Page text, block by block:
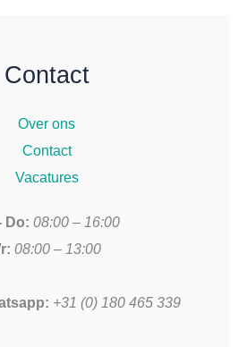
Contact
Over ons
Contact
Vacatures
Do: 08:00 – 16:00
08:00 – 13:00
+31 (0) 180 465 339